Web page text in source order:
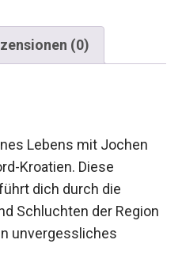
(0)
Lebens mit Jochen
Kroatien. Diese
dich durch die
Schluchten der Region
unvergessliches